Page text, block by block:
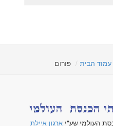
עמוד הבית פורום
העולמי שע"י ארגון איילת